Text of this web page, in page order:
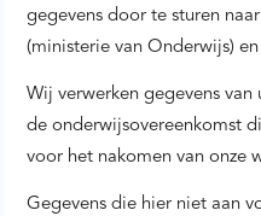
gegevens door te sturen
(ministerie van Onderwijs)
Wij verwerken gegevens
de onderwijsovereenkomst
voor het nakomen van onze
Gegevens die hier niet aan